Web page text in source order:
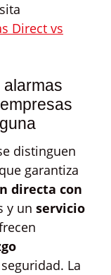
Direct vs
distinguen
que garantiza
directa con
y un servicio
La